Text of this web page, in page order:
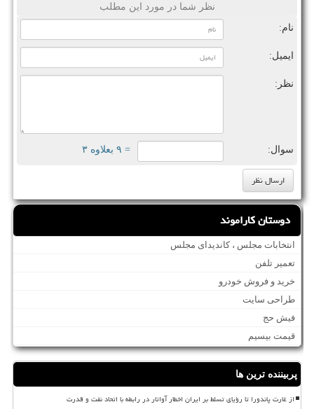
نظر شما در مورد این مطلب
نام:
ایمیل:
نظر:
سوال: = ۹ بعلاوه ۳
دوستان کاراموند
انتخابات مجلس ، کاندیدای مجلس
تعمیر تلفن
خرید و فروش خودرو
طراحی سایت
فیش حج
قیمت بیسیم
پربیننده ترین ها
از غارت پاندورا تا رؤیای تسلط بر ایران اخطار آواتار در رابطه با اتحاد نفت و قدرت